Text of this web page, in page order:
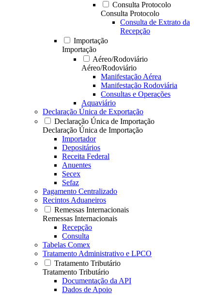
Consulta Protocolo
Consulta Protocolo
Consulta de Extrato da
Recepção
Importação
Importação
Aéreo/Rodoviário
Aéreo/Rodoviário
Manifestação Aérea
Manifestação Rodoviária
Consultas e Operações
Aquaviário
Declaração Única de Exportação
Declaração Única de Importação
Declaração Única de Importação
Importador
Depositários
Receita Federal
Anuentes
Secex
Sefaz
Pagamento Centralizado
Recintos Aduaneiros
Remessas Internacionais
Remessas Internacionais
Recepção
Consulta
Tabelas Comex
Tratamento Administrativo e LPCO
Tratamento Tributário
Tratamento Tributário
Documentação da API
Dados de Apoio